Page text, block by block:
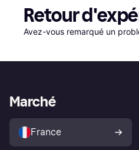
Retour
Avez-vous remarqué un
Marché
France